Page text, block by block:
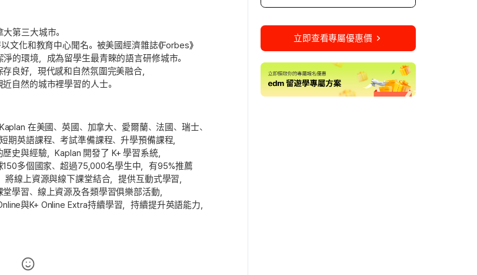
第三大城市。
化和教育中心聞名。被美國經濟雜誌《Forbes》
的環境，成為留學生最青睞的語言研修城市。
良好，現代感和自然氛圍完美融合，
自然的城市裡學習的人士。
在美國、英國、加拿大、愛爾蘭、法國、瑞士、
英語課程、考試準備課程、升學預備課程，
史與經驗，Kaplan 開發了 K+ 學習系統，
多個國家、超過75,000名學生中，有95%推薦
線上資源與線下課堂結合，提供互動式學習，
學習、線上資源及各類學習俱樂部活動，
與K+ Online Extra持續學習，持續提升英語能力，
立即查看專屬優惠價